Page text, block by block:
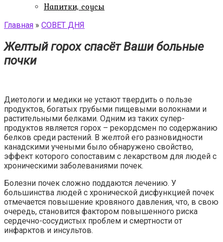
Напитки, соусы
Главная » СОВЕТ ДНЯ
Желтый горох спасёт Ваши больные
почки
Диетологи и медики не устают твердить о пользе
продуктов, богатых грубыми пищевыми волокнами и
растительными белками. Одним из таких супер-
продуктов является горох – рекордсмен по содержанию
белков среди растений. В желтой его разновидности
канадскими учеными было обнаружено свойство,
эффект которого сопоставим с лекарством для людей с
хроническими заболеваниями почек.
Болезни почек сложно поддаются лечению. У
большинства людей с хронической дисфункцией почек
отмечается повышение кровяного давления, что, в свою
очередь, становится фактором повышенного риска
сердечно-сосудистых проблем и смертности от
инфарктов и инсультов.